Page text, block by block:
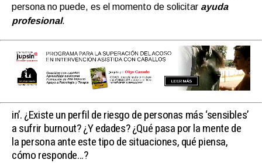
persona no puede, es el momento de solicitar ayuda
profesional.
in’. ¿Existe un perfil de riesgo de personas más ‘sensibles’
a sufrir burnout? ¿Y edades? ¿Qué pasa por la mente de
la persona ante este tipo de situaciones, qué piensa,
cómo responde…?